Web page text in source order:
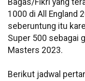
Bagas/Fikri yang
1000 di All England
seberuntung itu
Super 500 sebagai
Masters 2023.
Berikut jadwal